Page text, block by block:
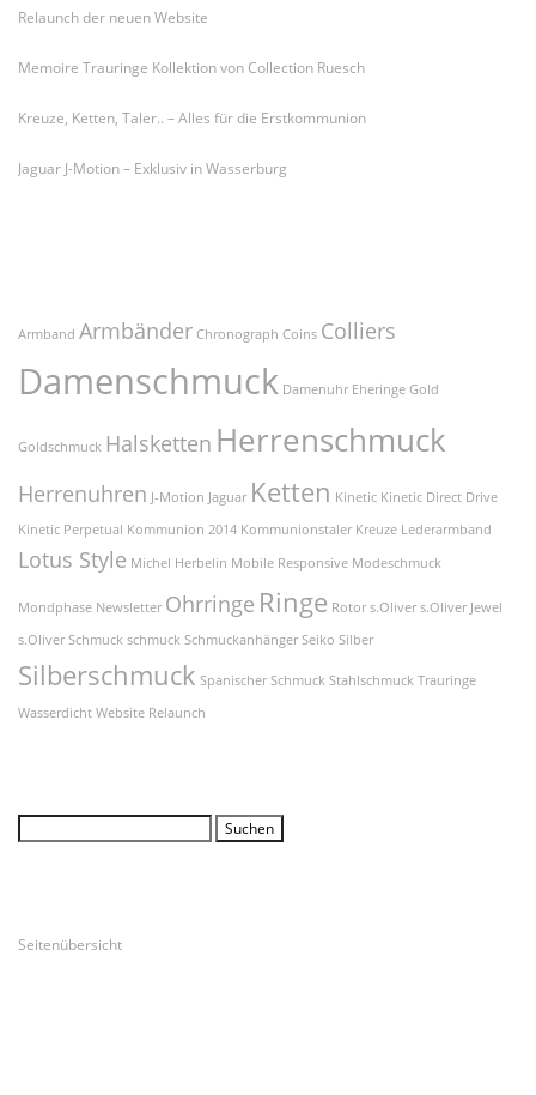
Relaunch der neuen Website
Memoire Trauringe Kollektion von Collection Ruesch
Kreuze, Ketten, Taler.. – Alles für die Erstkommunion
Jaguar J-Motion – Exklusiv in Wasserburg
Armband Armbänder Chronograph Coins Colliers
Damenschmuck Damenuhr Eheringe Gold
Goldschmuck Halsketten Herrenschmuck
Herrenuhren J-Motion Jaguar Ketten Kinetic Kinetic Direct Drive
Kinetic Perpetual Kommunion 2014 Kommunionstaler Kreuze Lederarmband
Lotus Style Michel Herbelin Mobile Responsive Modeschmuck
Mondphase Newsletter Ohrringe Ringe Rotor s.Oliver s.Oliver Jewel
s.Oliver Schmuck schmuck Schmuckanhänger Seiko Silber
Silberschmuck Spanischer Schmuck Stahlschmuck Trauringe
Wasserdicht Website Relaunch
Seitenübersicht